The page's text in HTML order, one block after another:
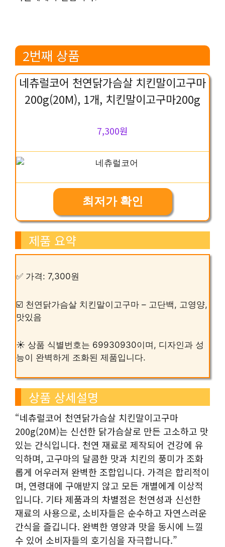
2번째 상품
네츄럴코어 천연닭가슴살 치킨말이고구마
200g(20M), 1개, 치킨말이고구마200g
7,300원
최저가 확인
제품 요약
✅ 가격: 7,300원
☑️ 천연닭가슴살 치킨말이고구마 – 고단백, 고영양,
맛있음
☀️ 상품 식별번호는 69930930이며, 디자인과 성
능이 완벽하게 조화된 제품입니다.
상품 상세설명
“네츄럴코어 천연닭가슴살 치킨말이고구마
200g(20M)는 신선한 닭가슴살로 만든 고소하고 맛
있는 간식입니다. 천연 재료로 제작되어 건강에 유
익하며, 고구마의 달콤한 맛과 치킨의 풍미가 조화
롭게 어우러져 완벽한 조합입니다. 가격은 합리적이
며, 연령대에 구애받지 않고 모든 개별에게 이상적
입니다. 기타 제품과의 차별점은 천연성과 신선한
재료의 사용으로, 소비자들은 순수하고 자연스러운
간식을 즐깁니다. 완벽한 영양과 맛을 동시에 느낄
수 있어 소비자들의 호기심을 자극합니다.”